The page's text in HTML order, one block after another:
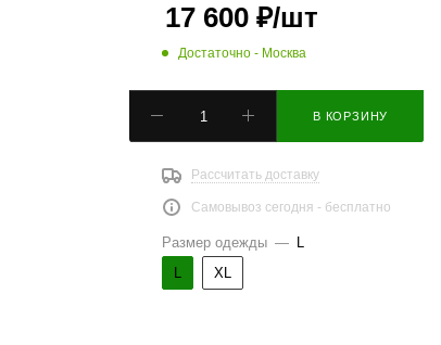
17 600 ₽/шт
Достаточно- Москва
В КОРЗИНУ
Рассчитать доставку
Самовывоз сегодня - бесплатно
Размер одежды — L
L
XL